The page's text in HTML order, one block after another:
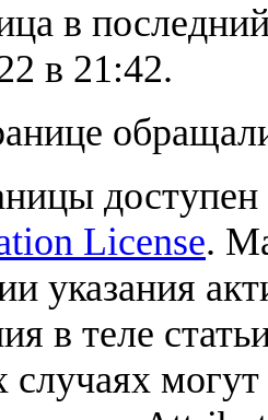
в
в 21:42.
License.
указания
в теле
случаях